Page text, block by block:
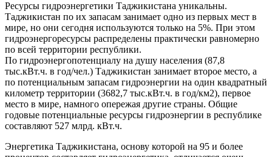
Ресурсы гидроэнергетики Таджикистана уникальны.
Таджикистан по их запасам занимает одно из первых мест в
мире, но они сегодня используются только на 5%. При этом
гидроэнергоресурсы распределены практически равномерно
по всей территории республики.
По гидроэнергопотенциалу на душу населения (87,8
тыс.кВт.ч. в год/чел.) Таджикистан занимает второе место, а
по потенциальным запасам гидроэнергии на один квадратный
километр территории (3682,7 тыс.кВт.ч. в год/км2), первое
место в мире, намного опережая другие страны. Общие
годовые потенциальные ресурсы гидроэнергии в республике
составляют 527 млрд. кВт.ч.
Энергетика Таджикистана, основу которой на 95 и более